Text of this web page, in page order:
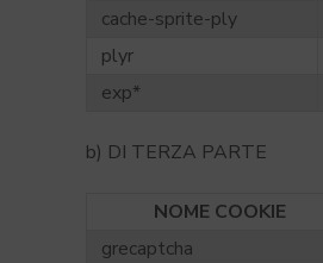
cache-sprite-ply
plyr
exp*
b) DI TERZA PARTE
NOME COOKIE
grecaptcha